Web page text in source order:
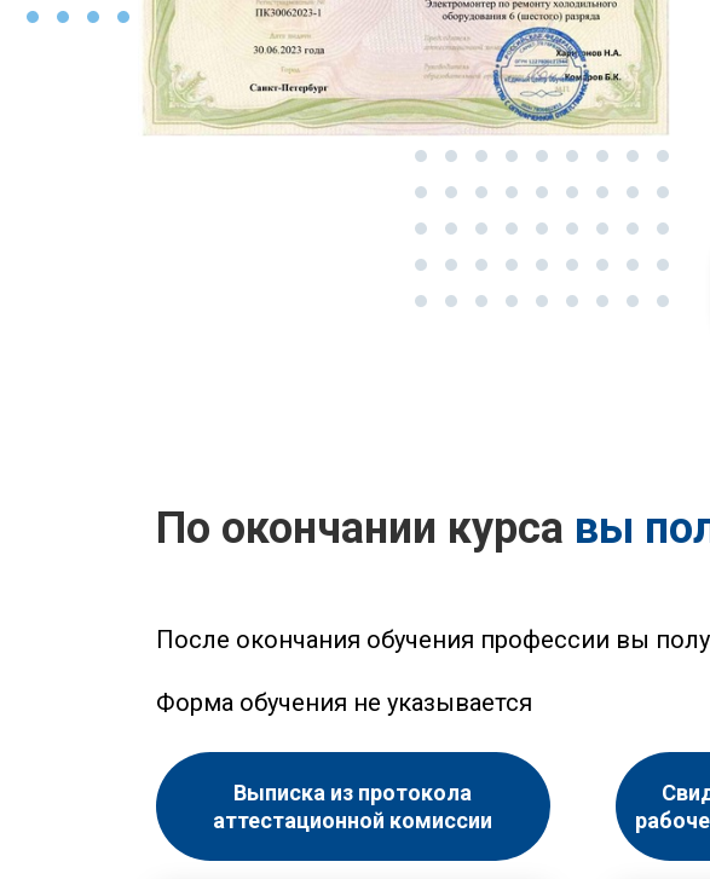
По окончании курса вы
После окончания обучения профессии вы
Форма обучения не указывается
Выписка из протокола
аттестационной комиссии